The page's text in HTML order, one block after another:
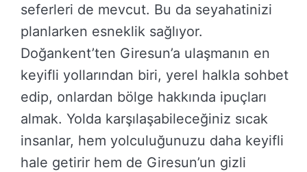
seferleri de mevcut. Bu da seyahatinizi
planlarken esneklik sağlıyor.
Doğankent’ten Giresun’a ulaşmanın en
keyifli yollarından biri, yerel halkla sohbet
edip, onlardan bölge hakkında ipuçları
almak. Yolda karşılaşabileceğiniz sıcak
insanlar, hem yolculuğunuzu daha keyifli
hale getirir hem de Giresun’un gizli